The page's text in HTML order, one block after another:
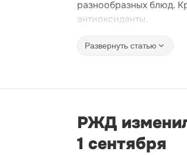
разнообразных блюд.
антиоксиданты.
Развернуть статью
РЖД
1 сентября